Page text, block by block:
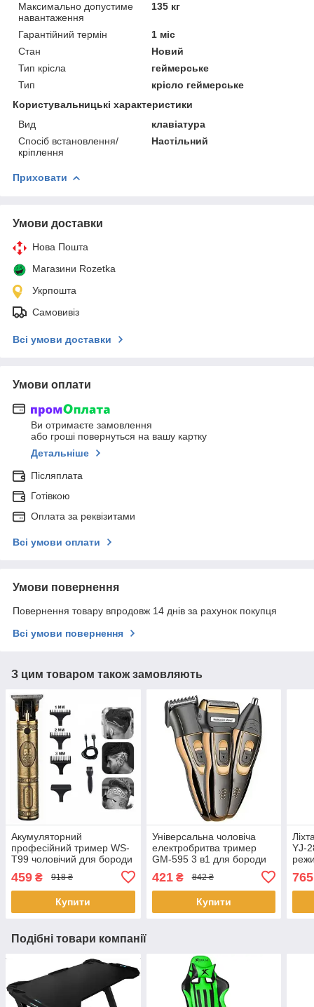
Максимально допустиме
навантаження
135 кг
Гарантійний термін
1 міс
Стан
Новий
Тип крісла
геймерське
Тип
крісло геймерське
Користувальницькі характеристики
Вид
клавіатура
Спосіб встановлення/
кріплення
Настільний
Приховати
Умови доставки
Нова Пошта
Магазини Rozetka
Укрпошта
Самовивіз
Всі умови доставки
Умови оплати
Ви отримаєте замовлення
або гроші повернуться на вашу картку
Детальніше
Післяплата
Готівкою
Оплата за реквізитами
Всі умови оплати
Умови повернення
Повернення товару впродовж 14 днів за рахунок покупця
Всі умови повернення
З цим товаром також замовляють
Акумуляторний
професійний тример WS-
T99 чоловічий для бороди
окантовки і малюнків
459 ₴ 918 ₴
Купити
Універсальна чоловіча
електробритва тример
GM-595 3 в1 для бороди
сіткова акумуляторна для
чоловіків
421₴ 842 ₴
Купити
YJ-
765
Подібні товари компанії